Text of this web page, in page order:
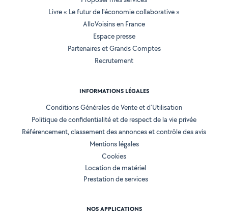
Livre « Le futur de l'économie collaborative »
AlloVoisins en France
Espace presse
Partenaires et Grands Comptes
Recrutement
INFORMATIONS LÉGALES
Conditions Générales de Vente et d'Utilisation
Politique de confidentialité et de respect de la vie privée
Référencement, classement des annonces et contrôle des avis
Mentions légales
Cookies
Location de matériel
Prestation de services
NOS APPLICATIONS